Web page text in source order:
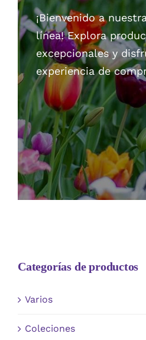
¡Bienvenido a
línea! Explora
excepcionales y
experiencia de
Categorías de productos
Varios
Coleciones